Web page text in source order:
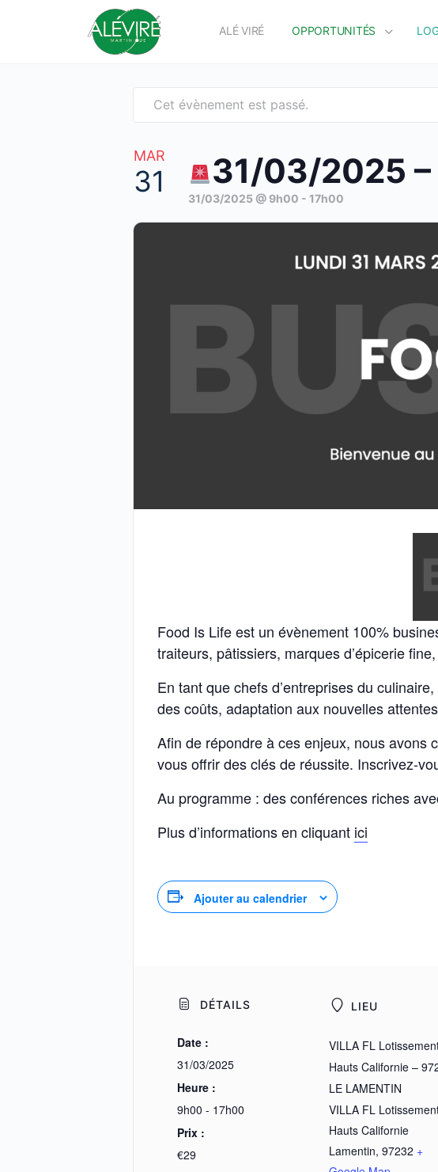
ALÉ VIRÉ OPPORTUNITÉS
Cet évènement est passé.
MAR
31 31/03/2025 –
31/03/2025 @ 9h00 - 17h00
Food Is Life est un évènement 100%
traiteurs, pâtissiers, marques d’épicerie
En tant que chefs d’entreprises du
des coûts, adaptation aux nouvelles
Afin de répondre à ces enjeux, nous avons
vous offrir des clés de réussite. Inscrivez-
Au programme : des conférences riches
Plus d’informations en cliquant ici
Ajouter au calendrier
DÉTAILS
Date :
31/03/2025
Heure :
9h00 - 17h00
Prix :
€29
LIEU
VILLA FL
Hauts Californie –
LE LAMENTIN
VILLA FL
Hauts Californie
Lamentin, 97232 +